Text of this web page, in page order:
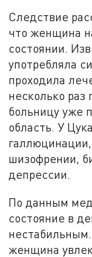
Следствие
что женщина
состоянии.
употребляла
проходила
несколько раз
больницу уже
область. У
шизофрении,
депрессии.
По данным
состояние в
женщина